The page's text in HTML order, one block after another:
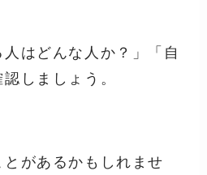
はどんな人か？」「自
しましょう。
があるかもしれませ